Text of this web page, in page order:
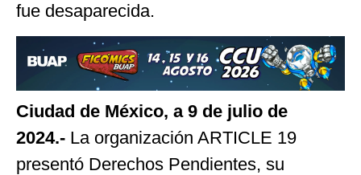
fue desaparecida.
Ciudad de México, a 9 de julio de
2024.- La organización ARTICLE 19
presentó Derechos Pendientes, su